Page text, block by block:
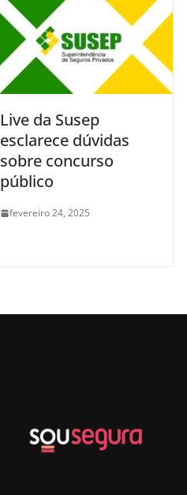
Live da Susep
esclarece dúvidas
sobre concurso
público
fevereiro 24, 2025